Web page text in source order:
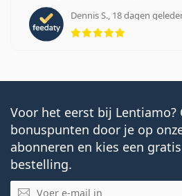
Dennis S., 18 dagen
Voor het eerst bij Lentiamo?
bonuspunten door je op
abonneren en kies een
bestelling.
E-mail